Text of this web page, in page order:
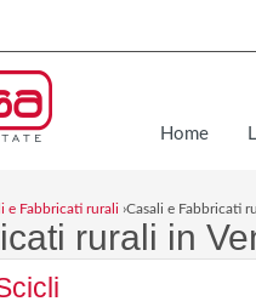
Home
e Fabbricati rurali ›Casali e Fabbricati
rurali in